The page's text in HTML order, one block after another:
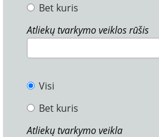
Bet kuris
Atliekų tvarkymo veiklos rūšis
Visi
Bet kuris
Atliekų tvarkymo veikla